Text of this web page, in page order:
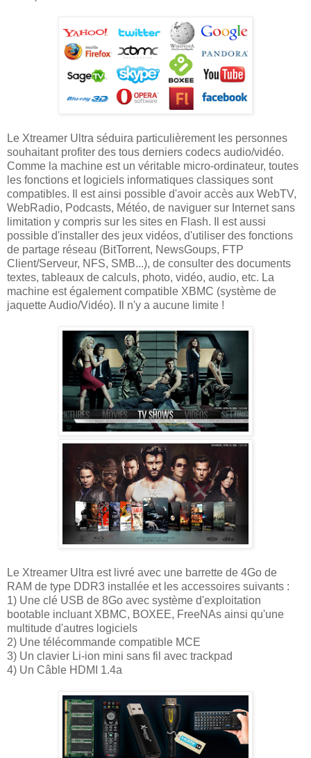
Le Xtreamer Ultra séduira particulièrement les personnes
souhaitant profiter des tous derniers codecs audio/vidéo.
Comme la machine est un véritable micro-ordinateur, toutes
les fonctions et logiciels informatiques classiques sont
compatibles. Il est ainsi possible d'avoir accès aux WebTV,
WebRadio, Podcasts, Météo, de naviguer sur Internet sans
limitation y compris sur les sites en Flash. Il est aussi
possible d'installer des jeux vidéos, d'utiliser des fonctions
de partage réseau (BitTorrent, NewsGoups, FTP
Client/Serveur, NFS, SMB...), de consulter des documents
textes, tableaux de calculs, photo, vidéo, audio, etc. La
machine est également compatible XBMC (système de
jaquette Audio/Vidéo). Il n'y a aucune limite !
Le Xtreamer Ultra est livré avec une barrette de 4Go de
RAM de type DDR3 installée et les accessoires suivants :
1) Une clé USB de 8Go avec système d'exploitation
bootable incluant XBMC, BOXEE, FreeNAs ainsi qu'une
multitude d'autres logiciels
2) Une télécommande compatible MCE
3) Un clavier Li-ion mini sans fil avec trackpad
4) Un Câble HDMI 1.4a